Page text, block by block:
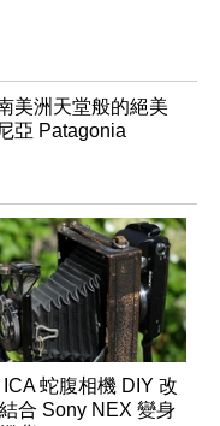
美洲天堂般的絕美
亞 Patagonia
蛇腹相機 DIY 改
合 Sony NEX 變身